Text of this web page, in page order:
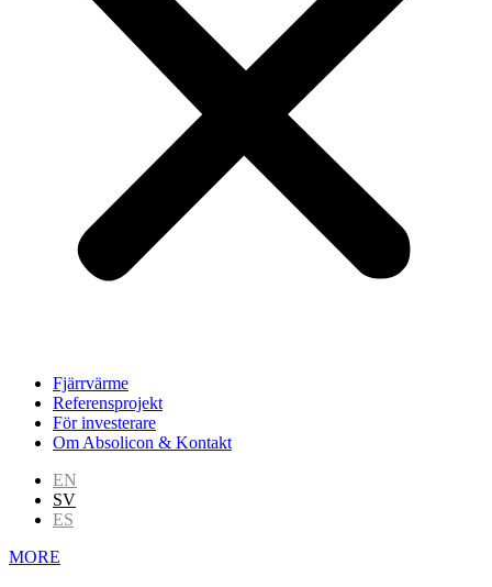
Fjärrvärme
Referensprojekt
För investerare
Om Absolicon & Kontakt
EN
SV
ES
MORE